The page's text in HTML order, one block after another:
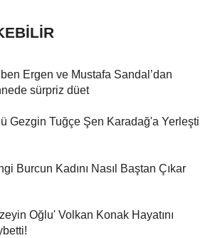
Ergen ve Mustafa Sandal’dan
sürpriz düet
Gezgin Tuğçe Şen Karadağ'a Yerleşti
Burcun Kadını Nasıl Baştan Çıkar
Oğlu' Volkan Konak Hayatını